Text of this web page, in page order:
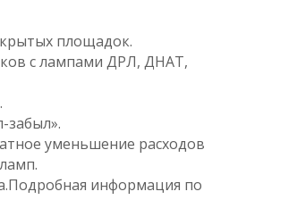
площадок.
c лампами ДРЛ, ДНАТ,
забыл».
уменьшение расходов
информация по